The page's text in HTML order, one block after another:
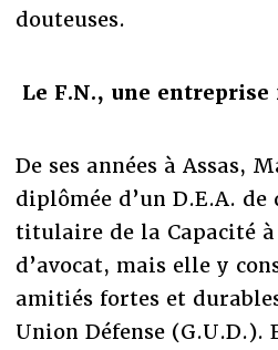
douteuses.
Le F.N., une
De ses années à Assas,
diplômée d’un D.E.A.
titulaire de la Capacité
d’avocat, mais elle y
amitiés fortes et
Union Défense (G.U.D.).